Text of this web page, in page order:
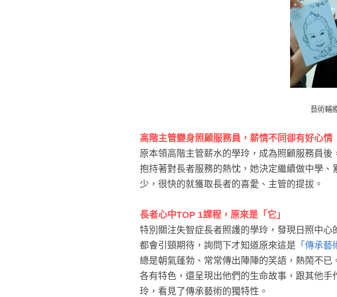
藝術輔
高階主管變身照顧服務員，薪情不同卻有好心情
原本領高階主管薪水的學玲，成為照顧服務員
抱持著對長者服務的熱忱，她決定繼續做中學
少，很快的就獲取長者的喜愛、主管的提拔。
長者心中TOP 1課程，原來是「它」
特別關注失智症長者照護的學玲，發現日照中
都會引頸期待，詢問下才知道原來這是 「傳承藝
總是朝氣蓬勃、常常傳出陣陣的笑語，熱鬧不
各有特色，還呈現出他們的生命故事，跟其他
玲，看見了傳承藝術的獨特性。